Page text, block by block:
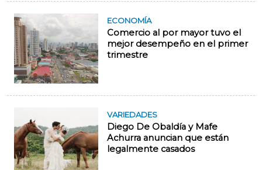
ECONOMÍA
Comercio al por mayor tuvo el
mejor desempeño en el primer
trimestre
VARIEDADES
Diego De Obaldía y Mafe
Achurra anuncian que están
legalmente casados